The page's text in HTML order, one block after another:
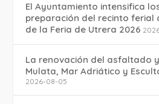
El Ayuntamiento intensifica
preparación del recinto ferial
de la Feria de Utrera 2026
La renovación del asfaltado
Mulata, Mar Adriático y
2026-08-05